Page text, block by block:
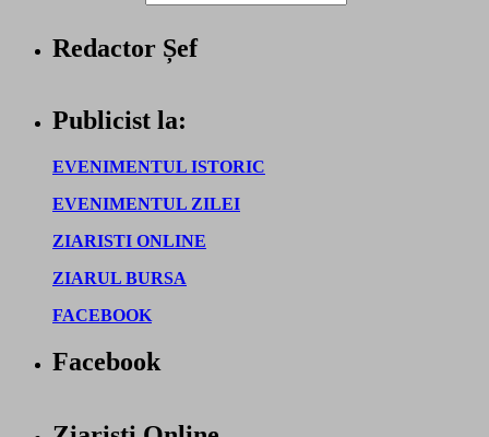
Redactor Șef
Publicist la:
EVENIMENTUL ISTORIC
EVENIMENTUL ZILEI
ZIARISTI ONLINE
ZIARUL BURSA
FACEBOOK
Facebook